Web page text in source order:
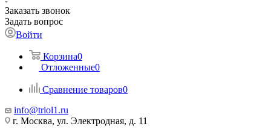
Заказать звонок
Задать вопрос
Войти
Корзина0
Отложенные0
Сравнение товаров0
info@triol1.ru
г. Москва, ул. Электродная, д. 11